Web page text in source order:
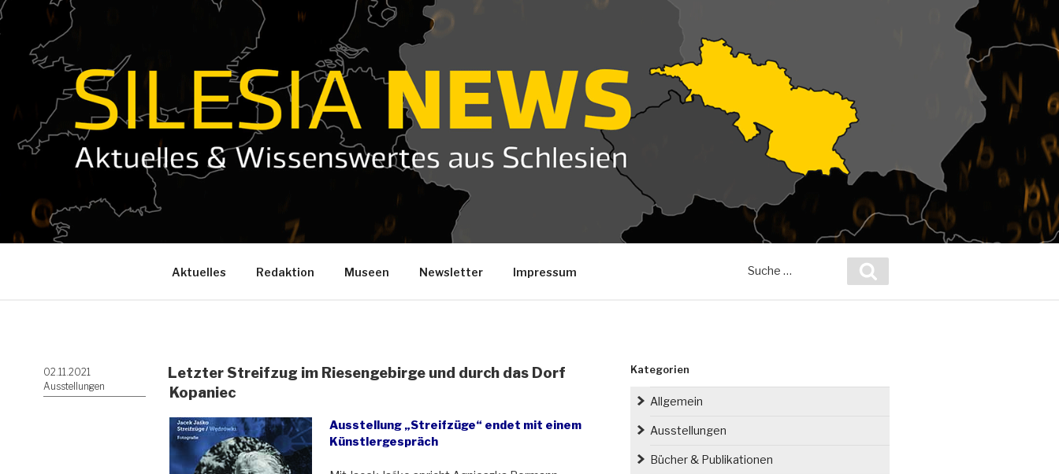
Zum
Inhalt
springen
Aktuelles Redaktion Museen Newsletter Impressum
nach:
Veröffentlicht
am
02.11.2021
Ausstellungen
Letzter Streifzug im Riesengebirge und durch das Dorf
Kopaniec
Ausstellung „Streifzüge“ endet mit einem
Künstlergespräch
Kategorien
Allgemein
Ausstellungen
Bücher & Publikationen